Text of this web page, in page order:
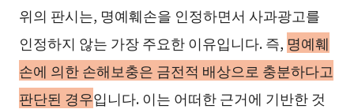
위의 판시는, 명예훼손을 인정하면서 사과광고를
인정하지 않는 가장 주요한 이유입니다. 즉, 명예훼
손에 의한 손해보충은 금전적 배상으로 충분하다고
판단된 경우입니다. 이는 어떠한 근거에 기반한 것